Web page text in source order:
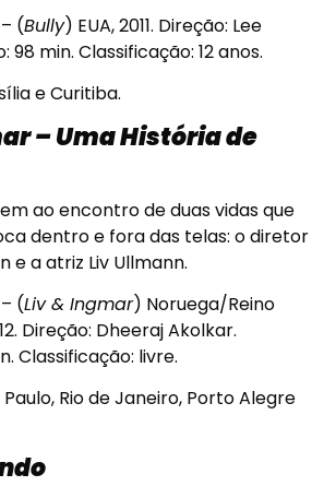
(Bully) EUA, 2011. Direção: Lee
98 min. Classificação: 12 anos.
e Curitiba.
– Uma História de
ao encontro de duas vidas que
dentro e fora das telas: o diretor
e a atriz Liv Ullmann.
(Liv & Ingmar) Noruega/Reino
Direção: Dheeraj Akolkar.
Classificação: livre.
Rio de Janeiro, Porto Alegre